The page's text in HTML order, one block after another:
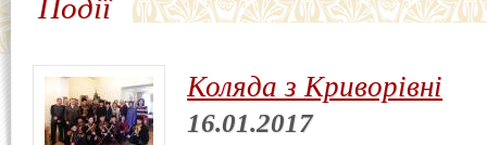
Події
Коляда з Криворівні
16.01.2017